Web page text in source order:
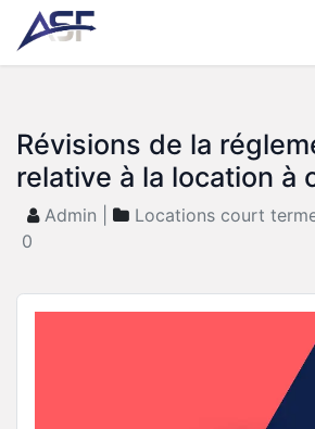
Révisions de la
relative à la location à
Admin | Locations court
0